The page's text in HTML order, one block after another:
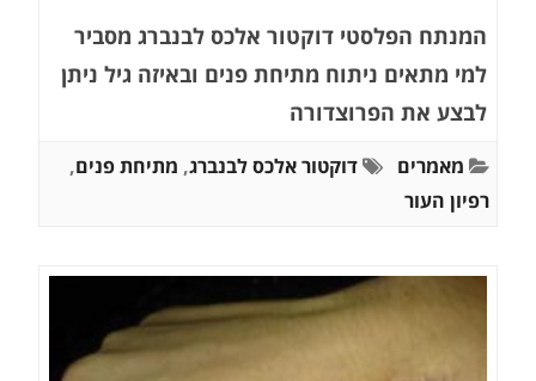
המנתח הפלסטי דוקטור אלכס לבנברג מסביר
למי מתאים ניתוח מתיחת פנים ובאיזה גיל ניתן
לבצע את הפרוצדורה
מאמרים דוקטור אלכס לבנברג, מתיחת פנים,
רפיון העור